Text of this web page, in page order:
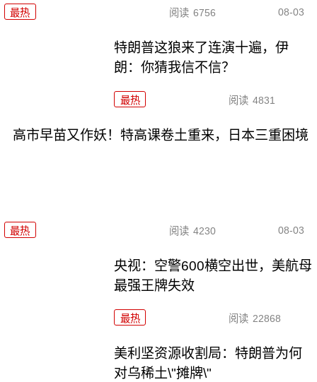
最热 阅读 6756 08-03
特朗普这狼来了连演十遍，伊
朗：你猜我信不信？
最热 阅读 4831
高市早苗又作妖！特高课卷土重来，日本三重困境
最热 阅读 4230 08-03
央视：空警600横空出世，美航母
最强王牌失效
最热 阅读 22868
美利坚资源收割局：特朗普为何
对乌稀土\"摊牌\"